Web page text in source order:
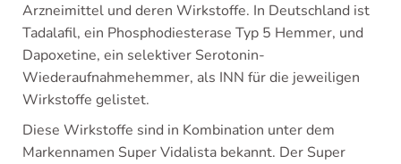
Arzneimittel und deren Wirkstoffe. In Deutschland ist
Tadalafil, ein Phosphodiesterase Typ 5 Hemmer, und
Dapoxetine, ein selektiver Serotonin-
Wiederaufnahmehemmer, als INN für die jeweiligen
Wirkstoffe gelistet.
Diese Wirkstoffe sind in Kombination unter dem
Markennamen Super Vidalista bekannt. Der Super